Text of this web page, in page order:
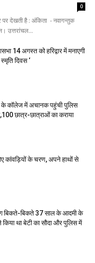
0
पर देखती है : अंकिता - नवागन्तुक
उत्तरांचल...
14 अगस्त को हरिद्वार में मनाएगी
दिवस ‘
कॉलेज में अचानक पहुंची पुलिस
छात्र-छात्राओं का कराया
कांवड़ियों के चरण, अपने हाथों से
बिकते-बिकते 37 साल के आदमी के
किया था बेटी का सौदा और पुलिस में